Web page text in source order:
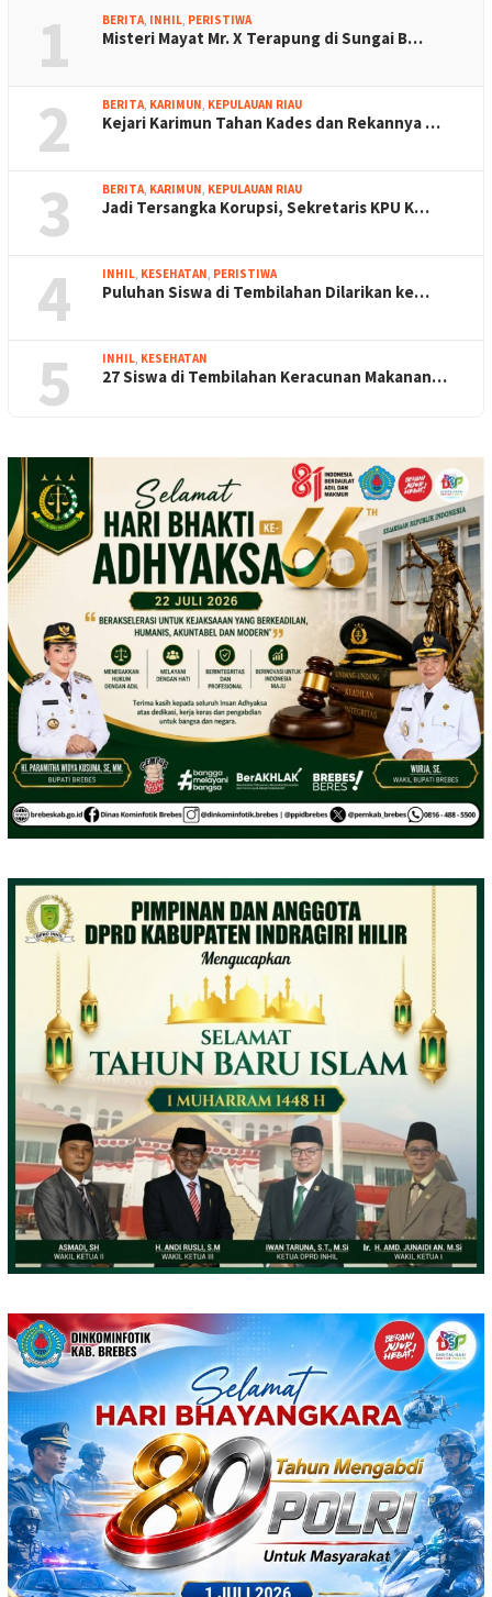
1 BERITA, INHIL, PERISTIWA
Misteri Mayat Mr. X Terapung di Sungai B…
2 BERITA, KARIMUN, KEPULAUAN RIAU
Kejari Karimun Tahan Kades dan Rekannya …
3 BERITA, KARIMUN, KEPULAUAN RIAU
Jadi Tersangka Korupsi, Sekretaris KPU K…
4 INHIL, KESEHATAN, PERISTIWA
Puluhan Siswa di Tembilahan Dilarikan ke…
5 INHIL, KESEHATAN
27 Siswa di Tembilahan Keracunan Makanan…